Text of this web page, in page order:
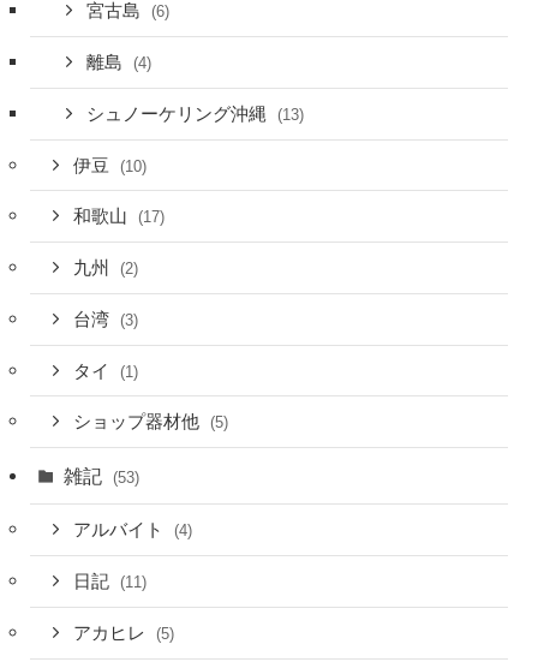
宮古島 (6)
離島 (4)
シュノーケリング沖縄 (13)
伊豆 (10)
和歌山 (17)
九州 (2)
台湾 (3)
タイ (1)
ショップ器材他 (5)
雑記 (53)
アルバイト (4)
日記 (11)
アカヒレ (5)